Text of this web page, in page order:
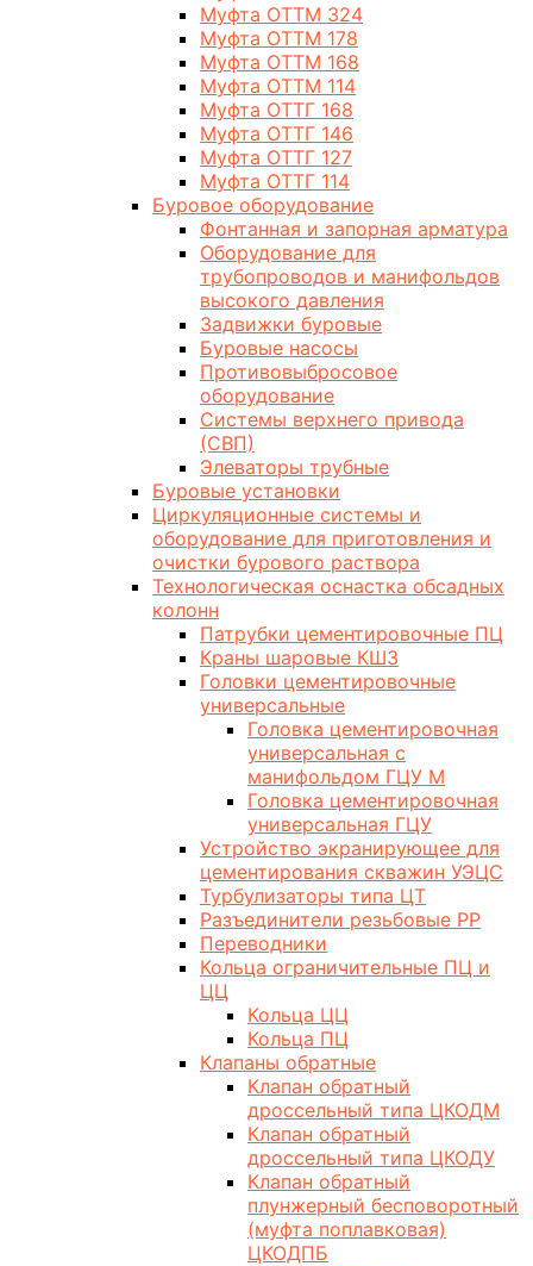
Муфта ОТТМ 324
Муфта ОТТМ 178
Муфта ОТТМ 168
Муфта ОТТМ 114
Муфта ОТТГ 168
Муфта ОТТГ 146
Муфта ОТТГ 127
Муфта ОТТГ 114
Буровое оборудование
Фонтанная и запорная арматура
Оборудование для
трубопроводов и манифольдов
высокого давления
Задвижки буровые
Буровые насосы
Противовыбросовое
оборудование
Системы верхнего привода
(СВП)
Элеваторы трубные
Буровые установки
Циркуляционные системы и
оборудование для приготовления и
очистки бурового раствора
Технологическая оснастка обсадных
колонн
Патрубки цементировочные ПЦ
Краны шаровые КШЗ
Головки цементировочные
универсальные
Головка цементировочная
универсальная с
манифольдом ГЦУ М
Головка цементировочная
универсальная ГЦУ
Устройство экранирующее для
цементирования скважин УЭЦС
Турбулизаторы типа ЦТ
Разъединители резьбовые РР
Переводники
Кольца ограничительные ПЦ и
ЦЦ
Кольца ЦЦ
Кольца ПЦ
Клапаны обратные
Клапан обратный
дроссельный типа ЦКОДМ
Клапан обратный
дроссельный типа ЦКОДУ
Клапан обратный
плунжерный бесповоротный
(муфта поплавковая)
ЦКОДПБ